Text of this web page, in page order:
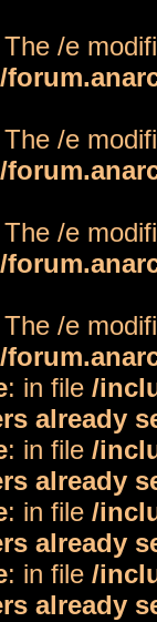
/e
/e
/e
/e
: in file /
already
: in file /
already
: in file /
already
: in file /
already